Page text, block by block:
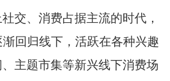
交、消费占据主流的时代，
回归线下，活跃在各种兴趣
主题市集等新兴线下消费场